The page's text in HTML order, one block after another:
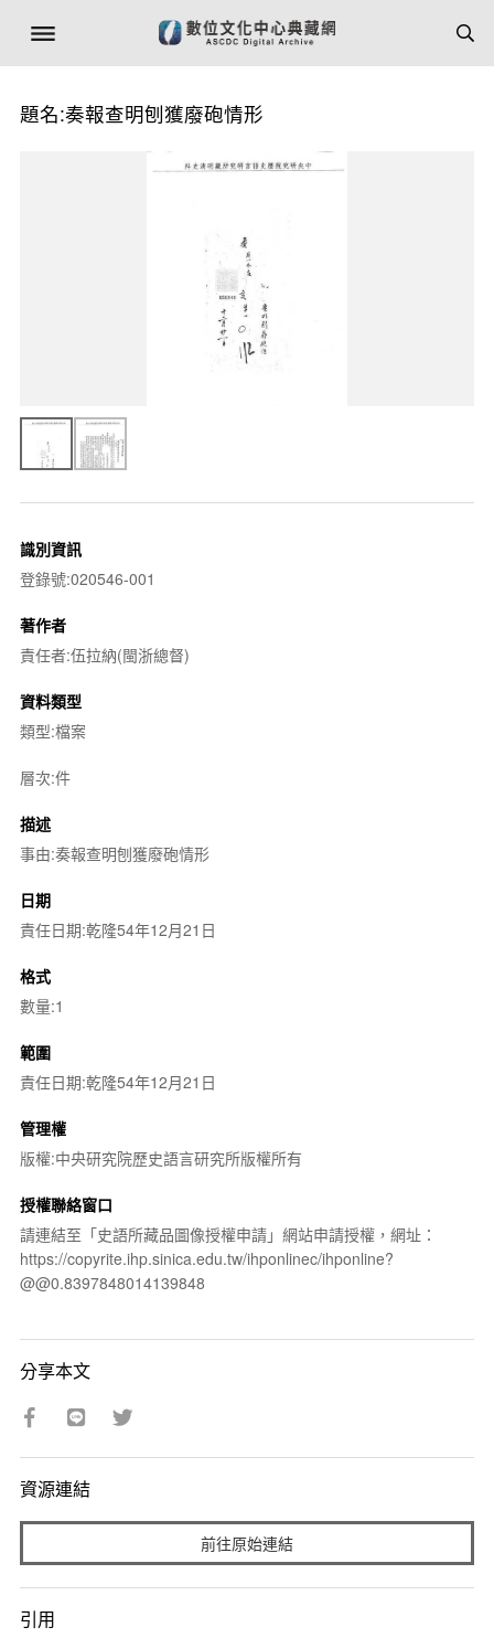
題名:奏報查明刨獲廢砲情形
識別資訊
登錄號:020546-001
著作者
責任者:伍拉納(閩浙總督)
資料類型
類型:檔案
層次:件
描述
事由:奏報查明刨獲廢砲情形
日期
責任日期:乾隆54年12月21日
格式
數量:1
範圍
責任日期:乾隆54年12月21日
管理權
版權:中央研究院歷史語言研究所版權所有
授權聯絡窗口
請連結至「史語所藏品圖像授權申請」網站申請授權，網址：
https://copyrite.ihp.sinica.edu.tw/ihponlinec/ihponline?
@@0.8397848014139848
分享本文
資源連結
前往原始連結
引用